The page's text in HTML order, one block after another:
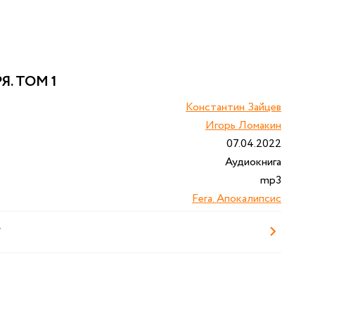
ТОМ 1
Константин Зайцев
Игорь Ломакин
07.04.2022
Аудиокнига
mp3
Fera. Апокалипсис